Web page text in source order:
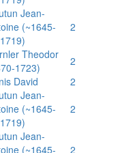
Jean-
(~1645-
2
Theodor
1723)
2
David
2
Jean-
(~1645-
2
Jean-
(~1645-
2